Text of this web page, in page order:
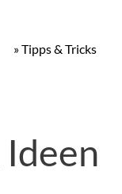
» Tipps & Tricks